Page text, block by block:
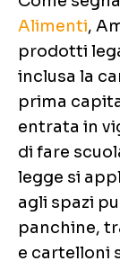
Alimenti,
prodotti
inclusa la
prima
entrata in
di fare
legge si
agli spazi
panchine,
e cartelloni